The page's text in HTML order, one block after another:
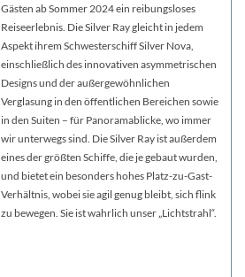
Gästen ab Sommer 2024 ein reibungsloses
Reiseerlebnis. Die Silver Ray gleicht in jedem
Aspekt ihrem Schwesterschiff Silver Nova,
einschließlich des innovativen asymmetrischen
Designs und der außergewöhnlichen
Verglasung in den öffentlichen Bereichen sowie
in den Suiten – für Panoramablicke, wo immer
wir unterwegs sind. Die Silver Ray ist außerdem
eines der größten Schiffe, die je gebaut wurden,
und bietet ein besonders hohes Platz-zu-Gast-
Verhältnis, wobei sie agil genug bleibt, sich flink
zu bewegen. Sie ist wahrlich unser „Lichtstrahl“.